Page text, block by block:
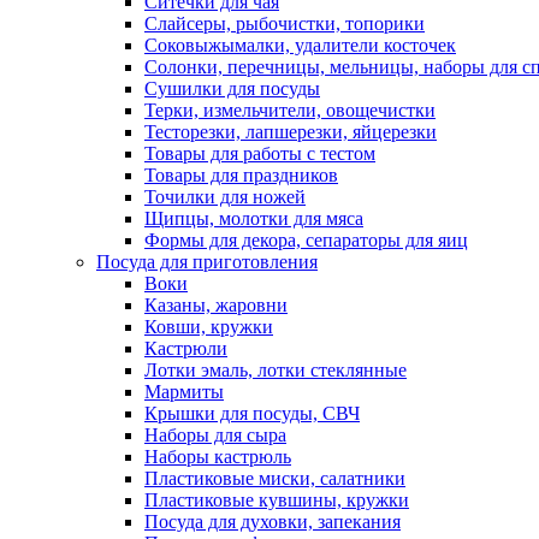
Слайсеры, рыбочистки, топорики
Соковыжымалки, удалители косточек
Солонки, перечницы, мельницы, наборы для
Сушилки для посуды
Терки, измельчители, овощечистки
Тесторезки, лапшерезки, яйцерезки
Товары для работы с тестом
Товары для праздников
Точилки для ножей
Щипцы, молотки для мяса
Формы для декора, сепараторы для яиц
Посуда для приготовления
Воки
Казаны, жаровни
Ковши, кружки
Кастрюли
Лотки эмаль, лотки стеклянные
Мармиты
Крышки для посуды, СВЧ
Наборы для сыра
Наборы кастрюль
Пластиковые миски, салатники
Пластиковые кувшины, кружки
Посуда для духовки, запекания